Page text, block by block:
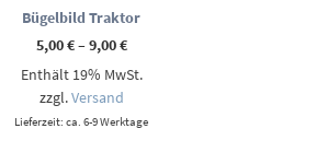
Bügelbild Traktor
5,00€–9,00€Preisspanne:
bis
Enthält 19% MwSt.
zzgl.Versand
Lieferzeit: ca. 6-9 Werktage